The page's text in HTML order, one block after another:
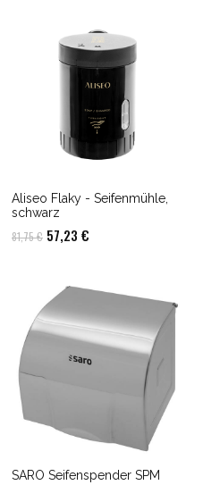
272,51 €190,76 €.
Aliseo Flaky - Seifenmühle,
schwarz
81,75€ Ursprünglicher
81,75 €
57,23 €
57,23 €.
SARO Seifenspender SPM